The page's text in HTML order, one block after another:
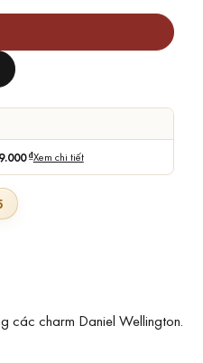
₫Xem chi tiết
các charm Daniel Wellington.